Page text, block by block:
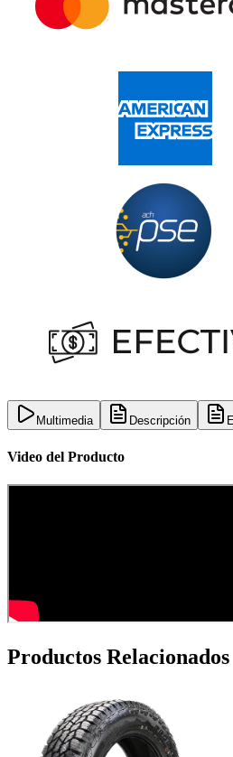
Multimedia Descripción
Video del Producto
Productos Relacionados